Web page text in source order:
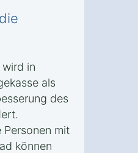
in
als
des
mit
können